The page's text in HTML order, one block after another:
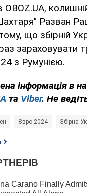
Разван
що збірній
зараховувати
з Румунією.
інформація в
та Viber. Не
Євро-2024 Збірна